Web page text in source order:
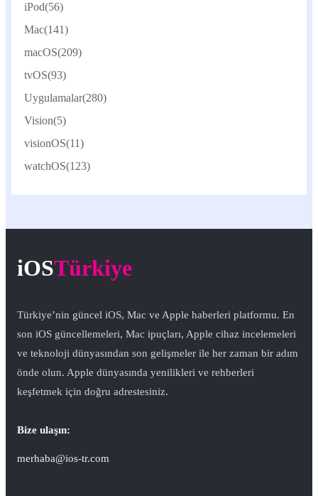
iPod(56)
Mac(141)
macOS(209)
tvOS(93)
Uygulamalar(280)
Vision(5)
visionOS(11)
watchOS(123)
iOSTürkiye
Türkiye’nin güncel iOS, Mac ve Apple haberleri platformu. En
son iOS güncellemeleri, Mac ipuçları, Apple cihaz incelemeleri
ve teknoloji dünyasından son gelişmeler ile her zaman bir adım
önde olun. Apple dünyasında yenilikleri ve rehberleri
keşfetmek için doğru adrestesiniz.
Bize ulaşın:
merhaba@ios-tr.com